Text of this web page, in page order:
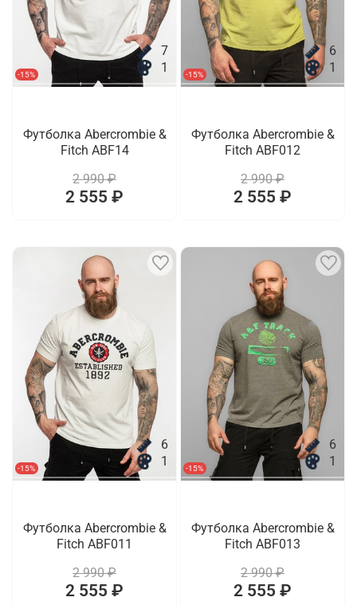
-15%
7
1
Футболка Abercrombie &
Fitch ABF14
2 990 ₽
2 555 ₽
-15%
6
1
Футболка Abercrombie &
Fitch ABF012
2 990 ₽
2 555 ₽
-15%
6
1
Футболка Abercrombie &
Fitch ABF011
2 990 ₽
2 555 ₽
-15%
6
1
Футболка Abercrombie &
Fitch ABF013
2 990 ₽
2 555 ₽